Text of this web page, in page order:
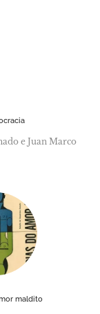
e Juan Marco
maldito